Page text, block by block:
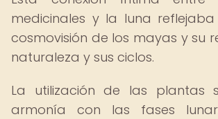
medicinales y la luna
cosmovisión de los mayas y su
naturaleza y sus ciclos.
La utilización de las plantas
armonía con las fases